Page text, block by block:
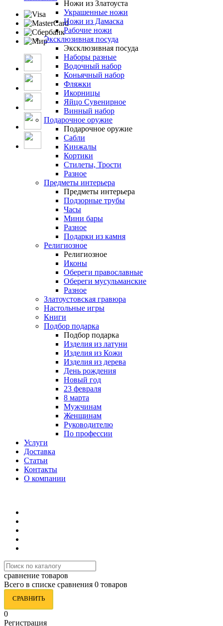
Ножи из Златоуста
Украшенные ножи
Ножи из Дамаска
Рабочие ножи
Эксклюзивная посуда
Эксклюзивная посуда
Наборы разные
Водочный набор
Коньячный набор
Фляжки
Икорницы
Яйцо Сувенирное
Винный набор
Подарочное оружие
Подарочное оружие
Сабли
Кинжалы
Кортики
Стилеты, Трости
Разное
Предметы интерьера
Предметы интерьера
Подзорные трубы
Часы
Мини бары
Разное
Подарки из камня
Религиозное
Религиозное
Иконы
Обереги православные
Обереги мусульманские
Разное
Златоустовская гравюра
Настольные игры
Книги
Подбор подарка
Подбор подарка
Изделия из латуни
Изделия из Кожи
Изделия из дерева
День рождения
Новый год
23 февраля
8 марта
Мужчинам
Женщинам
Руководителю
По профессии
Услуги
Доставка
Статьи
Контакты
О компании
сравнение товаров
Всего в списке сравнения 0 товаров
СРАВНИТЬ
0
Регистрация